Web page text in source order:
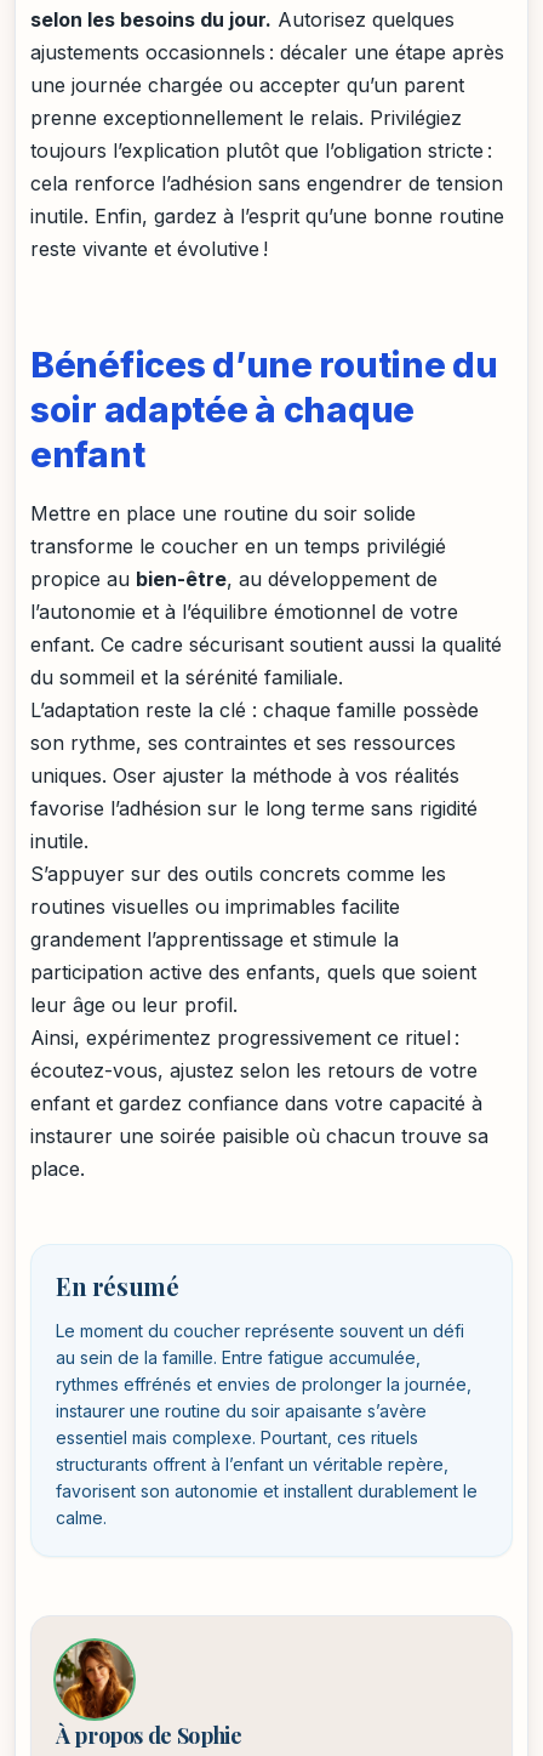
selon les besoins du jour. Autorisez quelques
ajustements occasionnels : décaler une étape après
une journée chargée ou accepter qu’un parent
prenne exceptionnellement le relais. Privilégiez
toujours l’explication plutôt que l’obligation stricte :
cela renforce l’adhésion sans engendrer de tension
inutile. Enfin, gardez à l’esprit qu’une bonne routine
reste vivante et évolutive !
Bénéfices d’une routine du
soir adaptée à chaque
enfant
Mettre en place une routine du soir solide
transforme le coucher en un temps privilégié
propice au bien-être, au développement de
l’autonomie et à l’équilibre émotionnel de votre
enfant. Ce cadre sécurisant soutient aussi la qualité
du sommeil et la sérénité familiale.
L’adaptation reste la clé : chaque famille possède
son rythme, ses contraintes et ses ressources
uniques. Oser ajuster la méthode à vos réalités
favorise l’adhésion sur le long terme sans rigidité
inutile.
S’appuyer sur des outils concrets comme les
routines visuelles ou imprimables facilite
grandement l’apprentissage et stimule la
participation active des enfants, quels que soient
leur âge ou leur profil.
Ainsi, expérimentez progressivement ce rituel :
écoutez-vous, ajustez selon les retours de votre
enfant et gardez confiance dans votre capacité à
instaurer une soirée paisible où chacun trouve sa
place.
En résumé
Le moment du coucher représente souvent un défi
au sein de la famille. Entre fatigue accumulée,
rythmes effrénés et envies de prolonger la journée,
instaurer une routine du soir apaisante s’avère
essentiel mais complexe. Pourtant, ces rituels
structurants offrent à l’enfant un véritable repère,
favorisent son autonomie et installent durablement le
calme.
À propos de Sophie